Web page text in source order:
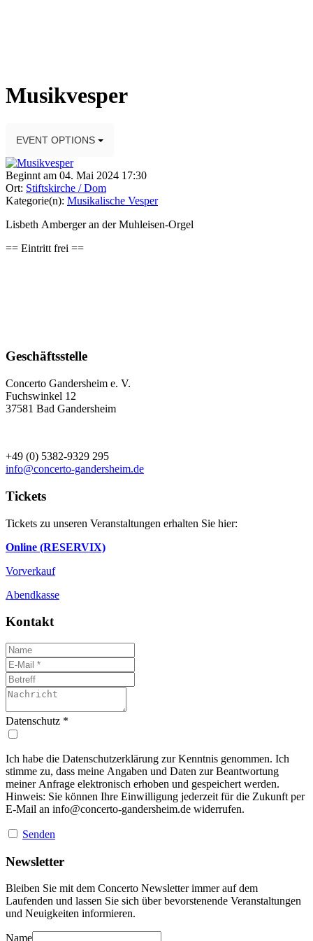
Musikvesper
EVENT OPTIONS
Beginnt am 04. Mai 2024 17:30
Ort: Stiftskirche / Dom
Kategorie(n): Musikalische Vesper
Lisbeth Amberger an der Muhleisen-Orgel
== Eintritt frei ==
Geschäftsstelle
Concerto Gandersheim e. V.
Fuchswinkel 12
37581 Bad Gandersheim
+49 (0) 5382-9329 295
info@concerto-gandersheim.de
Tickets
Tickets zu unseren Veranstaltungen erhalten Sie hier:
Online (RESERVIX)
Vorverkauf
Abendkasse
Kontakt
Datenschutz *
Ich habe die Datenschutzerklärung zur Kenntnis genommen. Ich
stimme zu, dass meine Angaben und Daten zur Beantwortung
meiner Anfrage elektronisch erhoben und gespeichert werden.
Hinweis: Sie können Ihre Einwilligung jederzeit für die Zukunft per
E-Mail an info@concerto-gandersheim.de widerrufen.
Senden
Newsletter
Bleiben Sie mit dem Concerto Newsletter immer auf dem
Laufenden und lassen Sie sich über bevorstenende Veranstaltungen
und Neuigkeiten informieren.
Name